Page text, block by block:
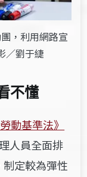
，利用網路宣
／劉于緁
不懂
勞動基準法》
人員全面排
定較為彈性